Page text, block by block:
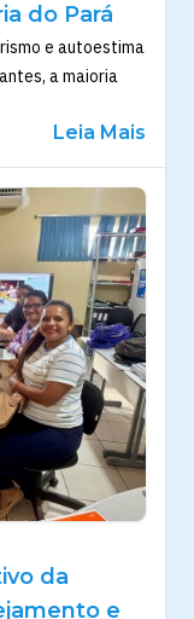
do Pará
e autoestima
a maioria
Leia Mais
da
e